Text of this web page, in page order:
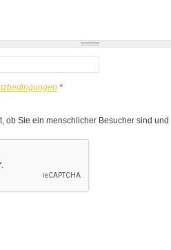
*
ob Sie ein menschlicher Besucher sind